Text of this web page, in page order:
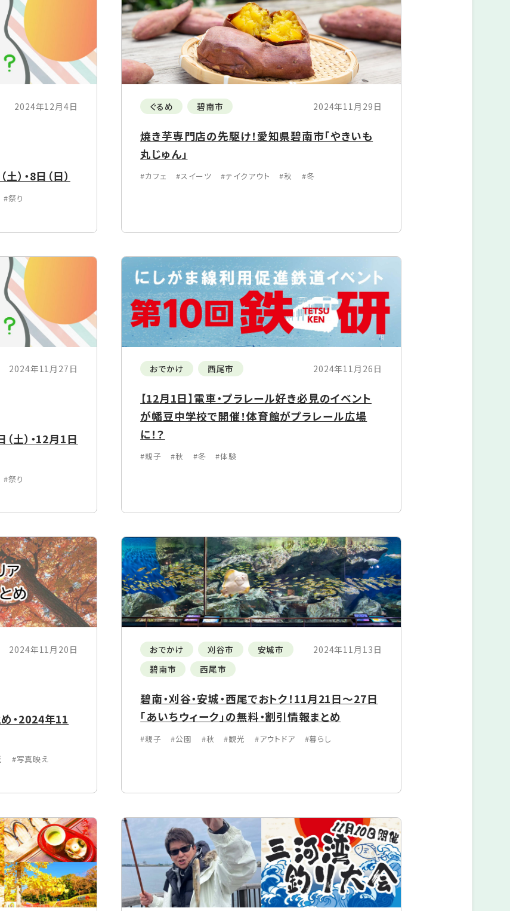
2024年12月4日
・8日（日）
#祭り
ぐるめ 碧南市 2024年11月29日
焼き芋専門店の先駆け！愛知県碧南市「やきいも
丸じゅん」
#カフェ #スイーツ #テイクアウト #秋 #冬
2024年11月27日
土）・12月1日
#祭り
おでかけ 西尾市 2024年11月26日
【12月1日】電車・プラレール好き必見のイベント
が幡豆中学校で開催！体育館がプラレール広場
に！？
#親子 #秋 #冬 #体験
2024年11月20日
・2024年11
#写真映え
おでかけ 刈谷市
安城市
碧南市
西尾市
2024年11月13日
碧南・刈谷・安城・西尾でおトク！11⽉21⽇～27⽇
「あいちウィーク」の無料・割引情報まとめ
#親子 #公園 #秋 #観光 #アウトドア #暮らし